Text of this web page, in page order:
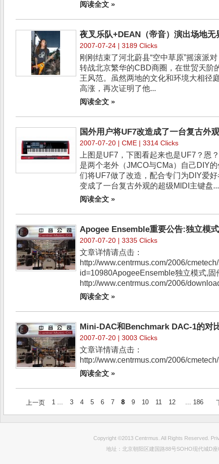
阅读全文 »
夜叉乐队+DEAN（帝音）演出场地
2007-07-24 | 3189 Clicks
刚刚结束了河北蔚县“空中草原”摇滚派
转战北京繁华的CBD商圈，在世贸天阶
王风范。虽然两地的文化和环境大相径
高涨，再次证明了他...
阅读全文 »
国外用户将UF7改造成了一台复古外
2007-07-20 |CME | 3314 Clicks
上图是UF7，下图看起来也是UF7？恩
是两个老外（JMCO与CMa）自己DIY
们将UF7做了改造，配合专门为DIY爱
变成了一台复古外观的超级MIDI主键盘...
阅读全文 »
Apogee Ensemble重要公告:独立模
2007-07-20 | 3335 Clicks
文章详情请点击：
http://www.centrmus.com/2006/
id=10980ApogeeEnsemble独立模式,固
http://www.centrmus.com/2006/
阅读全文 »
Mini-DAC和Benchmark DAC-1的对
2007-07-20 | 3003 Clicks
文章详情请点击：
http://www.centrmus.com/2006/
阅读全文 »
上一页 1 ... 3 4 5 6 7 8 9 10 11 12 ... 186
Copyright ©2013 Centrmus. All Rights Reserved.
地址：北京朝阳区建国路88号SOHO现代城D